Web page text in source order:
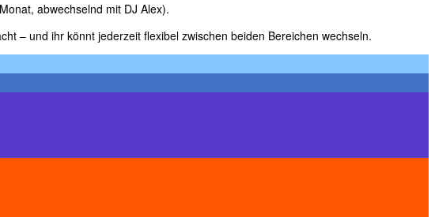
abwechselnd mit DJ Alex).
– und ihr könnt jederzeit flexibel zwischen beiden Bereichen wechseln.